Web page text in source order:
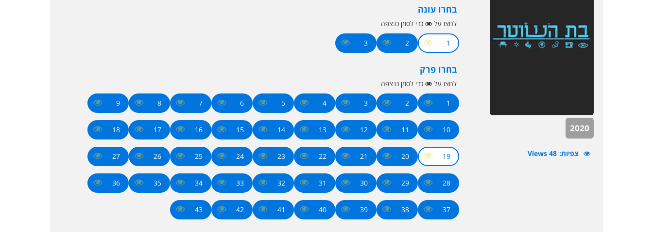
2020
צפיות 48 Views
בחרו עונה
לחצו על כדי לסמן כנצפה
1
2
3
בחרו פרק
לחצו על כדי לסמן כנצפה
1
2
3
4
5
6
7
8
9
10
11
12
13
14
15
16
17
18
19
20
21
22
23
24
25
26
27
28
29
30
31
32
33
34
35
36
37
38
39
40
41
42
43